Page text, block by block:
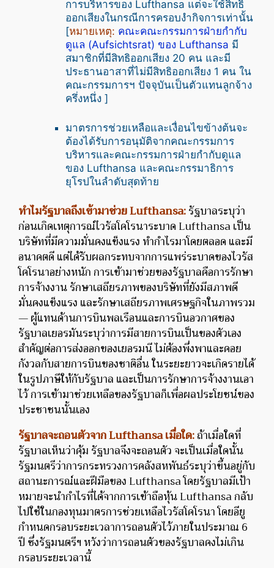
การบริหารของ Lufthansa แต่จะใช้สิทธิ
ออกเสียงในกรณีการครอบงำกิจการเท่านั้น
[หมายเหตุ: คณะคณะกรรมการฝ่ายกำกับ
ดูแล (Aufsichtsrat) ของ Lufthansa มี
สมาชิกที่มีสิทธิออกเสียง 20 คน และมี
ประธานอาสาที่ไม่มีสิทธิออกเสียง 1 คน ใน
คณะกรรมการฯ ปัจจุบันเป็นตัวแทนลูกจ้าง
ครึ่งหนึ่ง ]
มาตรการช่วยเหลือและเงื่อนไขข้างต้นจะ
ต้องได้รับการอนุมัติจากคณะกรรมการ
บริหารและคณะกรรมการฝ่ายกำกับดูแล
ของ Lufthansa และคณะกรรมาธิการ
ยุโรปในลำดับสุดท้าย
ทำไมรัฐบาลถึงเข้ามาช่วย Lufthansa:รัฐบาลระบุว่า
ก่อนเกิดเหตุการณ์ไวรัสโคโรนาระบาด Lufthansa เป็น
บริษัทที่มีความมั่นคงแข็งแรง ทำกำไรมาโดยตลอด และมี
อนาคตดี แต่ได้รับผลกระทบจากการแพร่ระบาดของไวรัส
โคโรนาอย่างหนัก การเข้ามาช่วยของรัฐบาลคือการรักษา
การจ้างงาน รักษาเสถียรภาพของบริษัทที่ยังมีสภาพดี
มั่นคงแข็งแรง และรักษาเสถียรภาพเศรษฐกิจในภาพรวม
— ผู้แทนด้านการบินพลเรือนและการบินอวกาศของ
รัฐบาลเยอรมันระบุว่าการมีสายการบินเป็นของตัวเอง
สำคัญต่อการส่งออกของเยอรมนี ไม่ต้องพึ่งพาและคอย
กังวลกับสายการบินของชาติอื่น ในระยะยาวจะเกิดรายได้
ในรูปภาษีให้กับรัฐบาล และเป็นการรักษาการจ้างงานเอา
ไว้ การเข้ามาช่วยเหลือของรัฐบาลก็เพื่อผลประโยชน์ของ
ประชาชนนั้นเอง
รัฐบาลจะถอนตัวจาก Lufthansa เมื่อใด:ถ้าเมื่อใดที่
รัฐบาลเห็นว่าคุ้ม รัฐบาลจึงจะถอนตัว จะเป็นเมื่อใดนั้น
รัฐมนตรีว่าการกระทรวงการคลังสหพันธ์ระบุว่าขึ้นอยู่กับ
สถานะการณ์และฝีมือของ Lufthansa โดยรัฐบาลมีเป้า
หมายจะนำกำไรที่ได้จากการเข้าถือหุ้น Lufthansa กลับ
ไปใช้ในกองทุนมาตรการช่วยเหลือไวรัสโคโรนา โดยอียู
กำหนดกรอบระยะเวลาการถอนตัวไว้ภายในประมาณ 6
ปี ซึ่งรัฐมนตรีฯ หวังว่าการถอนตัวของรัฐบาลคงไม่เกิน
กรอบระยะเวลานี้